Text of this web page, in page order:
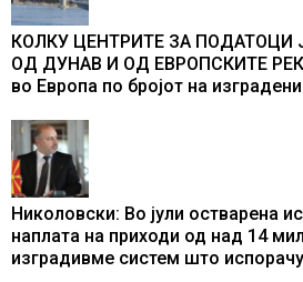
КОЛКУ ЦЕНТРИТЕ ЗА ПОДАТОЦИ
ОД ДУНАВ И ОД ЕВРОПСКИТЕ
во Европа по бројот на
Николовски: Во јули остварена
наплата на приходи од над 14
изградивме систем што